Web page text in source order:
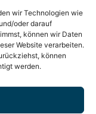
wir Technologien wie
oder darauf
können wir Daten
Website verarbeiten.
können
werden.